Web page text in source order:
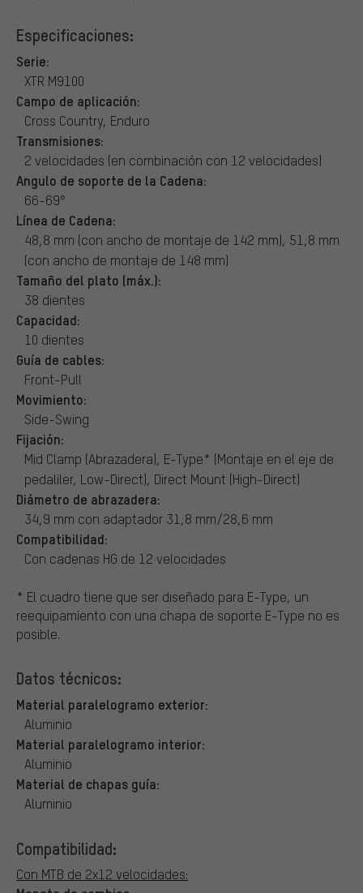
Especificaciones:
Serie:
XTR M9100
Campo de aplicación:
Cross Country, Enduro
Transmisiones:
2 velocidades (en combinación con 12 velocidades)
Angulo de soporte de la Cadena:
66-69°
Línea de Cadena:
48,8 mm (con ancho de montaje de 142 mm), 51,8 mm
(con ancho de montaje de 148 mm)
Tamaño del plato (máx.):
38 dientes
Capacidad:
10 dientes
Guía de cables:
Front-Pull
Movimiento:
Side-Swing
Fijación:
Mid Clamp (Abrazadera), E-Type* (Montaje en el eje de
pedaliler, Low-Direct), Direct Mount (High-Direct)
Diámetro de abrazadera:
34,9 mm con adaptador 31,8 mm/28,6 mm
Compatibilidad:
Con cadenas HG de 12 velocidades
* El cuadro tiene que ser diseñado para E-Type, un
reequipamiento con una chapa de soporte E-Type no es
posible.
Datos técnicos:
Material paralelogramo exterior:
Aluminio
Material paralelogramo interior:
Aluminio
Material de chapas guía:
Aluminio
Compatibilidad:
Con MTB de 2x12 velocidades: